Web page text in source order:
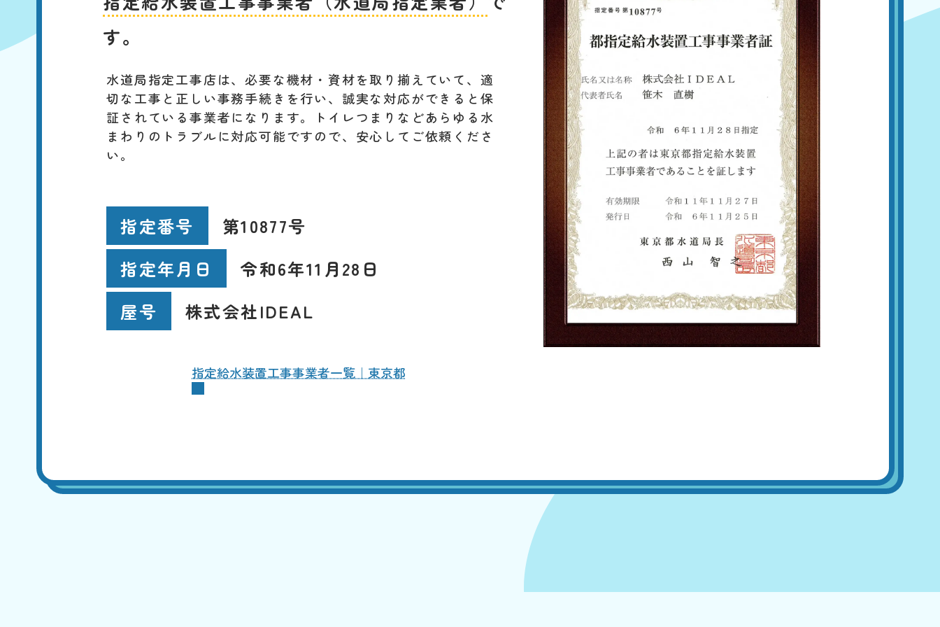
す。
水道局指定工事店は、必要な機材・資材を取り揃えていて、適
切な工事と正しい事務手続きを行い、誠実な対応ができると保
証されている事業者になります。トイレつまりなどあらゆる水
まわりのトラブルに対応可能ですので、安心してご依頼くださ
い。
指定番号
第10877号
指定年月日
令和6年11月28日
屋号
株式会社IDEAL
指定給水装置工事事業者一覧｜東京都